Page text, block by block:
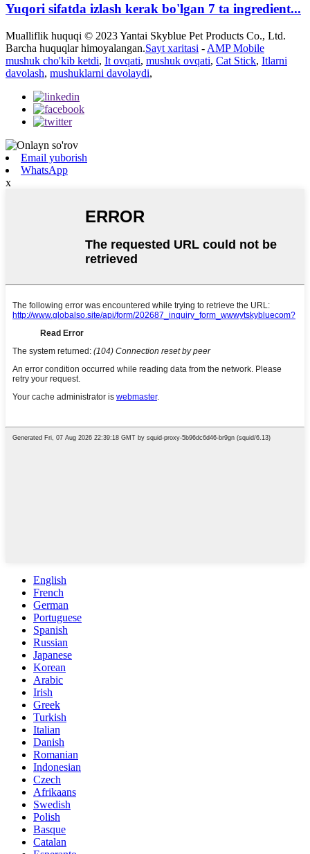
Yuqori sifatda izlash kerak bo'lgan 7 ta ingredient...
Mualliflik huquqi © 2023 Yantai Skyblue Pet Products Co., Ltd.
Barcha huquqlar himoyalangan.Sayt xaritasi - AMP Mobile
mushuk cho'kib ketdi, It ovqati, mushuk ovqati, Cat Stick, Itlarni
davolash, mushuklarni davolaydi,
Email yuborish
WhatsApp
x
English
French
German
Portuguese
Spanish
Russian
Japanese
Korean
Arabic
Irish
Greek
Turkish
Italian
Danish
Romanian
Indonesian
Czech
Afrikaans
Swedish
Polish
Basque
Catalan